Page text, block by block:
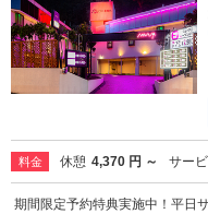
料金 休憩 4,370 円 ～ サー
期間限定予約特典実施中！平日